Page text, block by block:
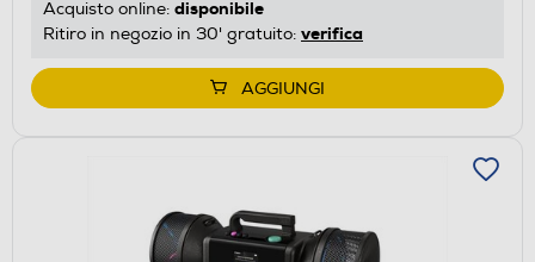
Acquisto online: disponibile
Ritiro in negozio in 30' gratuito: verifica
AGGIUNGI